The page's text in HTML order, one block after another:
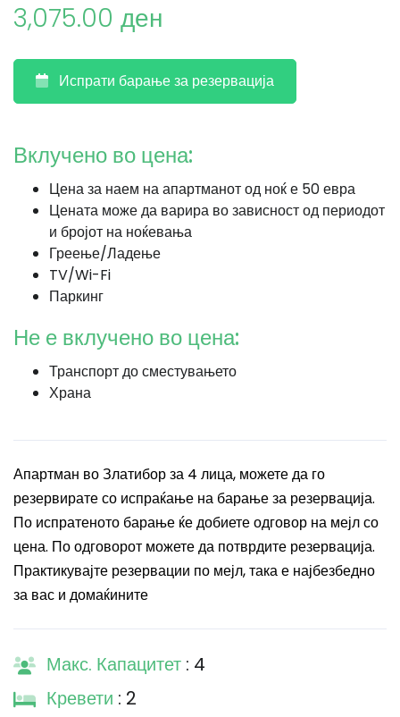
3,075.00 ден
Испрати барање за резервација
Вклучено во цена:
Цена за наем на апартманот од ноќ е 50 евра
Цената може да варира во зависност од периодот
и бројот на ноќевања
Греење/Ладење
TV/Wi-Fi
Паркинг
Не е вклучено во цена:
Транспорт до сместувањето
Храна
Апартман во Златибор за 4 лица, можете да го
резервирате со испраќање на барање за резервација.
По испратеното барање ќе добиете одговор на мејл со
цена. По одговорот можете да потврдите резервација.
Практикувајте резервации по мејл, така е најбезбедно
за вас и домаќините
Макс. Капацитет : 4
Кревети : 2